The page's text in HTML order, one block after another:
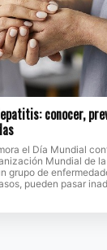
conocer,
el Día Mundial
Mundial de
grupo de
pueden pasar